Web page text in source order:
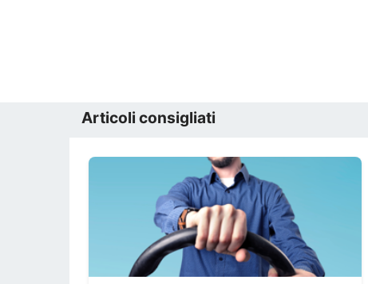
Articoli consigliati